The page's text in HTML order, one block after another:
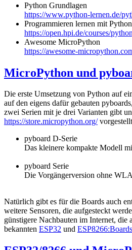
Python Grundlagen
https://www.python-lernen.de/
Programmieren lernen mit Python
https://open.hpi.de/courses/
Awesome MicroPython
https://awesome-
MicroPython und
Die erste Umsetzung von Python auf
auf den eigens dafür gebauten
zwei Serien mit je drei Varianten gibt
https://store.micropython.org/
pyboard D-Serie
Das kleinere kompakte Modell
pyboard Serie
Die Vorgängerversion ohne
Natürlich gibt es für die Boards auch
weitere Sensoren, die aufgesteckt
günstigere Nachbauten im Internet, die
bekannten ESP32 und ESP8266:Boards